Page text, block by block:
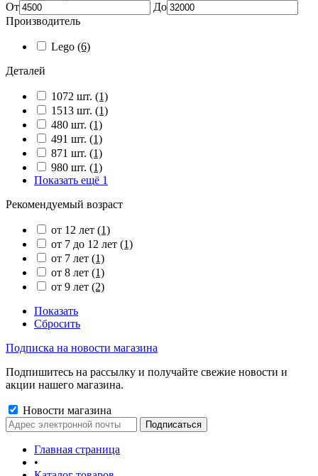
От
До
Производитель
Lego (6)
Деталей
1072 шт. (1)
1513 шт. (1)
480 шт. (1)
491 шт. (1)
871 шт. (1)
980 шт. (1)
Показать ещё 1
Рекомендуемый возраст
от 12 лет (1)
от 7 до 12 лет (1)
от 7 лет (1)
от 8 лет (1)
от 9 лет (2)
Показать
Сбросить
Подписка на новости магазина
Подпишитесь на рассылку и получайте свежие новости и
акции нашего магазина.
Новости магазина
Главная страница
•